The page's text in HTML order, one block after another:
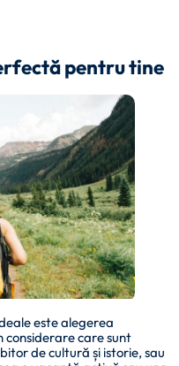
pentru tine
este alegerea
care sunt
de cultură și istorie, sau